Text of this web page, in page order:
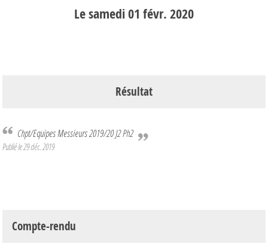
Lesamedi01 févr.2020
Résultat
Chpt/Equipes Messieurs 2019/20 J2 Ph2
Publié le29 déc. 2019
Compte-rendu